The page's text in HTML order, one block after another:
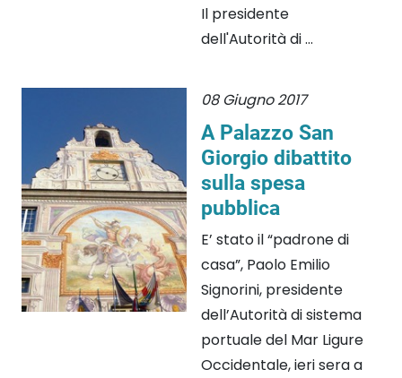
Il presidente
dell'Autorità di ...
08 Giugno 2017
A Palazzo San
Giorgio dibattito
sulla spesa
pubblica
E’ stato il “padrone di
casa”, Paolo Emilio
Signorini, presidente
dell’Autorità di sistema
portuale del Mar Ligure
Occidentale, ieri sera a